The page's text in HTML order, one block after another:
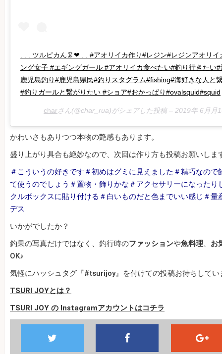
. . . ツルピカん🦑❤︎ . . #アオリイカ作り#レジン#レジンアオリ
ング女子 #エギングガール #アオリイカ食べたい#釣り行きたい
鹿児島釣り#鹿児島県民#釣りスタグラム#fishing#海好きな人と
#釣りガールと繋がりたい #ショア#おかっぱり#ovalsquid#squid
charさん(@char_rua)がシェアした投稿 – 2019年 6月月
かわいさもありつつ本物の艶感もあります。
盛り上がり具合も絶妙なので、次回は作り方も投稿お願いしま
＃こういうの好きです＃初めはグミに見えました＃精巧なの
て使うのでしょう＃置物・飾りかな＃アクセサリーになったり
クルボックスに貼り付ける＃白いものだと色までいい感じ＃量
デス
いかがでしたか？
釣果の写真だけではなく、釣行時のファッションや魚料理、 お
OK♪
気軽にハッシュタグ『#tsurijoy』を付けての投稿お待ちしてい
TSURI JOYとは？
TSURI JOY の Instagramアカウントはコチラ